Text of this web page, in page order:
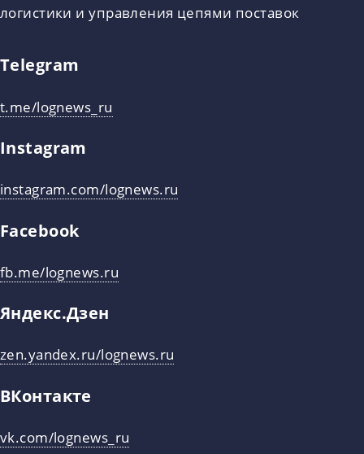
логистики и управления цепями поставок
Telegram
t.me/lognews_ru
Instagram
instagram.com/lognews.ru
Facebook
fb.me/lognews.ru
Яндекс.Дзен
zen.yandex.ru/lognews.ru
ВКонтакте
vk.com/lognews_ru